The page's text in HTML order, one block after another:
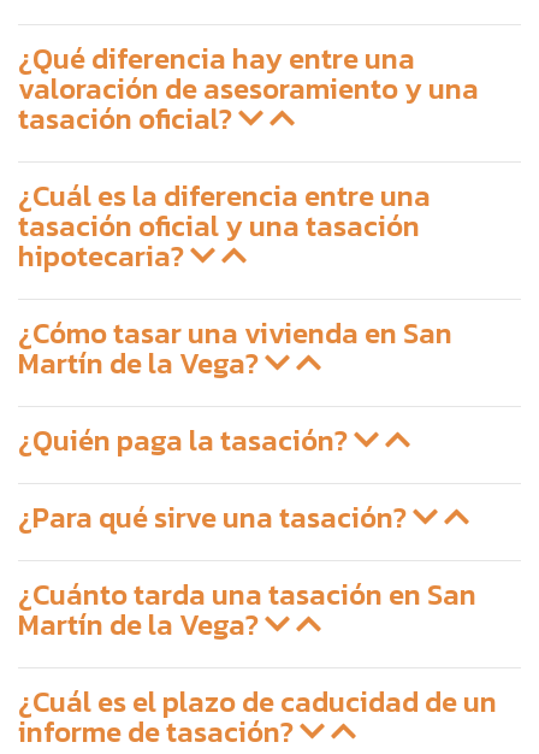
¿Qué diferencia hay entre una
valoración de asesoramiento y una
tasación oficial?
¿Cuál es la diferencia entre una
tasación oficial y una tasación
hipotecaria?
¿Cómo tasar una vivienda en San
Martín de la Vega?
¿Quién paga la tasación?
¿Para qué sirve una tasación?
¿Cuánto tarda una tasación en San
Martín de la Vega?
¿Cuál es el plazo de caducidad de un
informe de tasación?